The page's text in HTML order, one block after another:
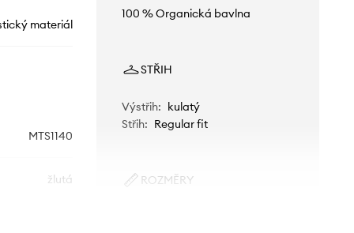
materiál
MTS1140
žlutá
100 % Organická bavlna
STŘIH
Výstřih: kulatý
Střih: Regular fit
ROZMĚRY